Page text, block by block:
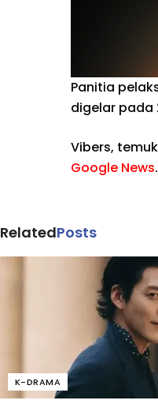
Panitia
digelar pada
Vibers,
Google News.
RelatedPosts
K-DRAMA